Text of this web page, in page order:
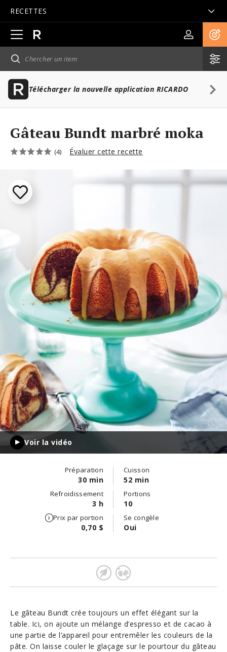
RECETTES
Ouvrir
la
navigation
principale
Télécharger la nouvelle application RICARDO
Voir la vidéo
Gâteau Bundt marbré moka
(4) Évaluer cette recette
Préparation
30 min
Cuisson
52 min
Refroidissement
3 h
Portions
10
Prix par portion
0,70 $
Se congèle
Oui
Le gâteau Bundt crée toujours un effet élégant sur la
table. Ici, on ajoute un mélange d’espresso et de cacao à
une partie de l’appareil pour entremêler les couleurs de la
pâte. On laisse couler le glaçage sur le pourtour du gâteau